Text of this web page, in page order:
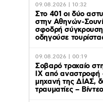
09.08.2026 | 10:32
Στο 401 οι δύο
στην Αθηνών-
σφοδρή σύγκρουση
οδηγούσε
09.08.2026 | 00:19
Σοβαρό τροχαίο
ΙΧ από αναστροφή
μηχανή της ΔΙΑΣ,
τραυματίες – Βίντεο